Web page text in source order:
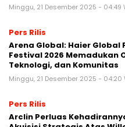
Minggu, 21 Desember 2025 - 04:49
Pers Rilis
Arena Global: Haier Global
Festival 2026 Memadukan
Teknologi, dan Komunitas
Minggu, 21 Desember 2025 - 04:20
Pers Rilis
Arclin Perluas